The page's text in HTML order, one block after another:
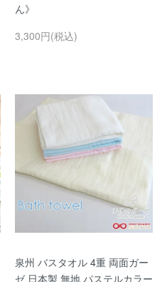
ん》
3,300円(税込)
泉州 バスタオル 4重 両面ガー
ゼ 日本製 無地 パステルカラー